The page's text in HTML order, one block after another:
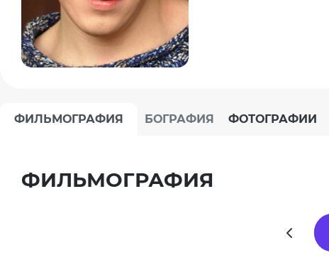
ФИЛЬМОГРАФИЯ БОГРАФИЯ ФОТОГРАФИИ
ФИЛЬМОГРАФИЯ